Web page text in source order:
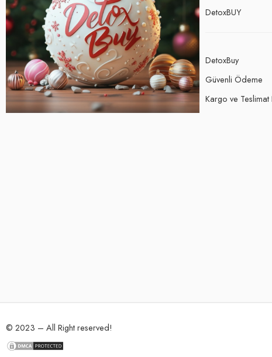
DetoxBUY
DetoxBuy
Güvenli Ödeme
Kargo ve Teslimat
© 2023 – All Right reserved!